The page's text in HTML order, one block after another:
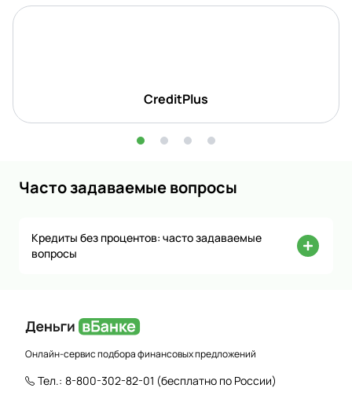
CreditPlus
Часто задаваемые вопросы
Кредиты без процентов: часто задаваемые
вопросы
Онлайн-сервис подбора финансовых предложений
Тел.: 8-800-302-82-01 (бесплатно по России)